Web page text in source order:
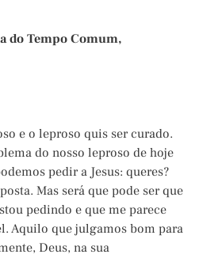
do Tempo Comum,
e o leproso quis ser curado.
do nosso leproso de hoje
pedir a Jesus: queres?
Mas será que pode ser que
pedindo e que me parece
Aquilo que julgamos bom para
Deus, na sua